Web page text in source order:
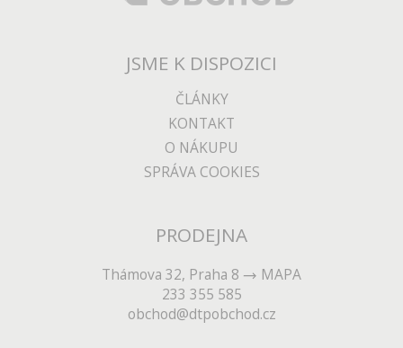
JSME K DISPOZICI
ČLÁNKY
KONTAKT
O NÁKUPU
SPRÁVA COOKIES
PRODEJNA
Thámova 32, Praha 8
MAPA
233 355 585
obchod@dtpobchod.cz